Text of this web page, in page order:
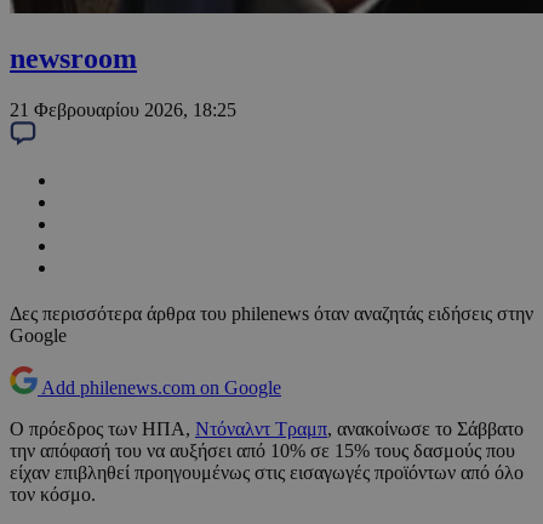
newsroom
21 Φεβρουαρίου 2026, 18:25
Δες περισσότερα άρθρα του philenews όταν αναζητάς ειδήσεις στην
Google
Add philenews.com on Google
Ο πρόεδρος των ΗΠΑ, Ντόναλντ Τραμπ, ανακοίνωσε το Σάββατο
την απόφασή του να αυξήσει από 10% σε 15% τους δασμούς που
είχαν επιβληθεί προηγουμένως στις εισαγωγές προϊόντων από όλο
τον κόσμο.